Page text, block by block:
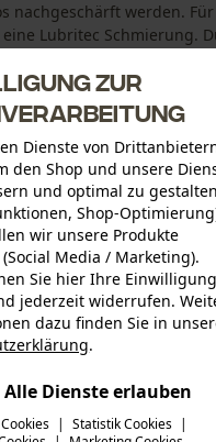
nachgeschärft werden.
Lubritec Schmierung.
Schneider ist
optimiert
Die PowerCut Kette
den Schnitt und reduziert so
Kraftaufwand erheblich
(PDF)
zur
Dienste von
den Shop und unsere
und optimal zu gestalten
Shop-
wir unsere Produkte
Media / Marketing).
Sie hier Ihre Einwilligung
jederzeit widerrufen.
dazu finden Sie in
.
Alle Dienste erlauben
| Statistik Cookies |
Fehler aufgetreten. Bitte
Sie es erneut.